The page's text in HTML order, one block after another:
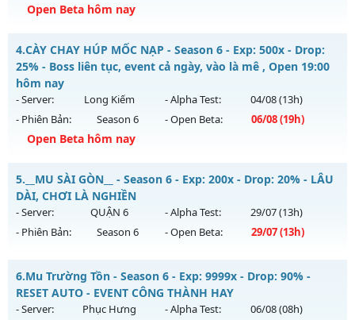
Exp: 9999x - Drop: 20%
Thể loại: Mu Nguyên bản Webzen
Antihack: XShield
Open Beta hôm nay
Drop Cao Boss Nhiều - Cày Cuốc Thả Ga Drop Cao
Mu mới ra tháng 08 2026 - Mở máy chủLONG VƯƠNGvào
13h ngày 06/08/2626
Exp: 1000x - Drop: 20%
Antihack: GameGuard
4.CÀY CHAY HÚP MỐC NẠP - Season 6 - Exp: 500x - Drop:
25% - Boss liên tục, event cả ngày, vào là mê , Open 19:00
hôm nay
- Server: Long Kiếm - Alpha Test: 04/08(13h)
- Phiên Bản:
Season 6 - Open Beta: 06/08(19h)
Open Beta hôm nay
CÀY CHAY HÚP MỐC NẠP - Boss liên tục, event cả ngày, vào
là mê , Open 19:00 hôm nay
Mu mới ra tháng 08 2026 - Mở máy chủ
Long Kiếmvào 19h
ngày 06/08/2626
Kiểu reset: Reset In Game
Thể loại: Mu Nguyên bản Webzen
5. __MU SÀI GÒN__ - Season 6 - Exp: 200x - Drop: 20% - LÂU
DÀI, CHƠI LÀ NGHIỀN
- Server: QUẬN 6 - Alpha Test: 29/07(13h)
- Phiên Bản:
Season 6 - Open Beta: 29/07(13h)
__MU SÀI GÒN__ - LÂU DÀI, CHƠI LÀ NGHIỀN
Mu mới ra tháng 07 2026 - Mở máy chủQUẬN 6
ngày 29/07/2626
6.Mu Trường Tồn - Season 6 - Exp: 9999x - Drop: 90% -
RESET AUTO - EVENT CÔNG THÀNH HAY
- Server: Phục Hưng - Alpha Test: 06/08(08h)